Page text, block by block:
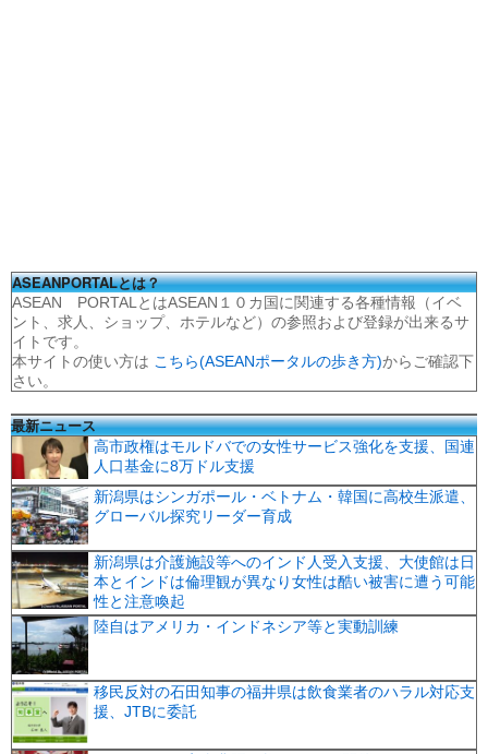
ASEANPORTALとは？
ASEAN PORTALとはASEAN１０カ国に関連する各種情報（イベ
ント、求人、ショップ、ホテルなど）の参照および登録が出来るサ
イトです。
本サイトの使い方は こちら(ASEANポータルの歩き方)からご確認下
さい。
最新ニュース
高市政権はモルドバでの女性サービス強化を支援、国連
人口基金に8万ドル支援
新潟県はシンガポール・ベトナム・韓国に高校生派遣、
グローバル探究リーダー育成
新潟県は介護施設等へのインド人受入支援、大使館は日
本とインドは倫理観が異なり女性は酷い被害に遭う可能
性と注意喚起
陸自はアメリカ・インドネシア等と実動訓練
移民反対の石田知事の福井県は飲食業者のハラル対応支
援、JTBに委託